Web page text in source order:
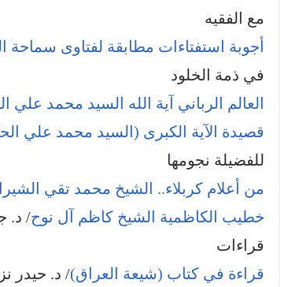
مع الفقيه
أجوبة استفتاءات مطابقة لفتاوى سماحة
في ذمة الخلود
العالم الرباني آية الله السيد محمد
قصيدة الآية الكبرى (السيد محمد علي
للفضيلة نجومها
من أعلام كربلاء.. الشيخ محمد تقي
خطيب الكاظمية الشيخ كاظم آل نوح/ د.
قراءات
قراءة في كتاب (شيعة العراق)/ د. حيدر